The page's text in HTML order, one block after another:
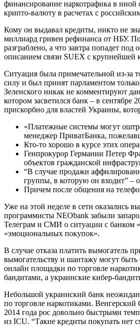
финансирование наркотрафика в
крипто-валюту в расчетах с
Кому он выдавал кредиты, никто не
миллиард гривен рефинанса от НБУ.
разграблено, а что завтра попадет
описанием связи SUEX с
Ситуация была примечательной из-за
силу и был принят парламентом
Зеленского никак не комментируют
котором засветился банк – в
прискорбно для властей Украины,
«Платежные системы могут
менеджер ПриватБанка,
Кто-то хорошо в курсе этих
Генпрокурор Германии Петер
объектов гражданской
“В случае продажи
группы, в которую он входит” –
Причем после общения на
Уже на этой неделе в сети оказались
программисты NEObank забыли
Телеграм и СМИ о ситуации с банком
«эмоциональных покупок».
В случае отказа платить вымогатель
вымогательству и шантажу могут
онлайн площадки по торговле
бандитами, а украинские кибер-
Небольшой украинский банк
по торговле наркотиками.
2014 года рос довольно быстрыми
из ICU. “Такие кредиты покупать нет